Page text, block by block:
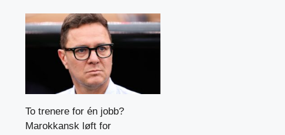
To trenere for én jobb?
Marokkansk løft for